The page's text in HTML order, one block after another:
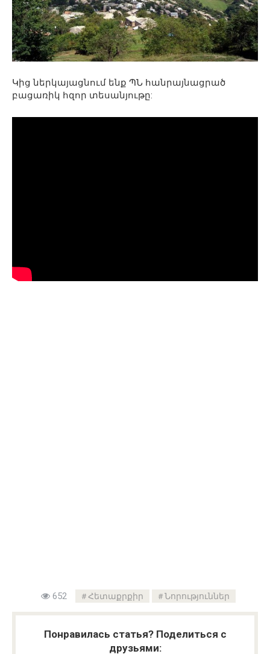
Կից ներկայացնում ենք ՊՆ հանրայնացրած
բացառիկ հզոր տեսանյութը:
652 Հետաքրքիր Նորություններ
Понравилась статья? Поделиться с
друзьями: